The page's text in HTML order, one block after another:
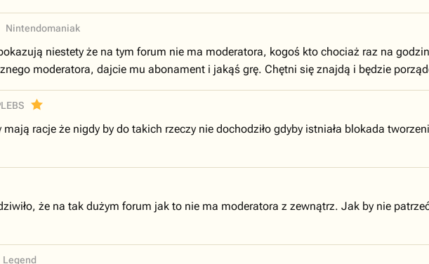
Nintendomaniak
niestety że na tym forum nie ma moderatora, kogoś kto chociaż raz na
moderatora, dajcie mu abonament i jakąś grę. Chętni się znajdą i będzie
mają racje że nigdy by do takich rzeczy nie dochodziło gdyby istniała blokada
że na tak dużym forum jak to nie ma moderatora z zewnątrz. Jak by nie
Legend